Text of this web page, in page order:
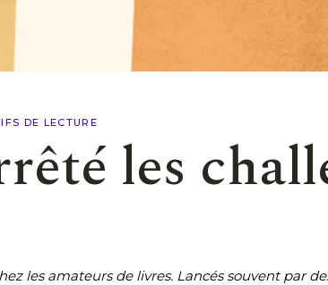
DE LECTURE
les
les amateurs de livres. Lancés souvent par